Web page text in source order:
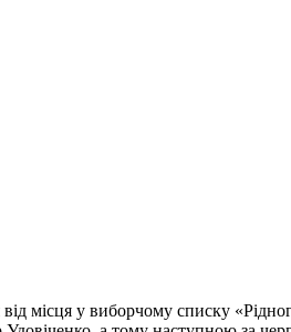
місця у виборчому списку